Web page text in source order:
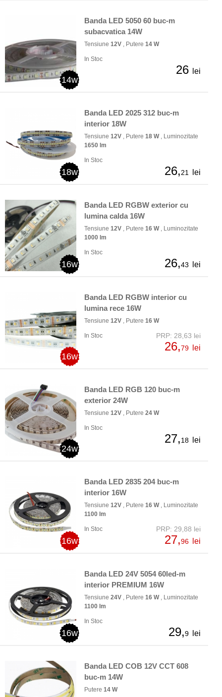
14w
Banda LED 5050 60 buc-m
subacvatica 14W
Tensiune 12V , Putere 14 W
In Stoc
26 lei
18w
Banda LED 2025 312 buc-m
interior 18W
Tensiune 12V , Putere 18 W, Luminozitate
1650 lm
In Stoc
26,21 lei
16w
Banda LED RGBW exterior cu
lumina calda 16W
Tensiune 12V , Putere 16 W, Luminozitate
1000 lm
In Stoc
26,43 lei
16w
Banda LED RGBW interior cu
lumina rece 16W
Tensiune 12V , Putere 16 W
In Stoc PRP: 28,63 lei
26,79 lei
24w
Banda LED RGB 120 buc-m
exterior 24W
Tensiune 12V , Putere 24 W
In Stoc
27,18 lei
16w
Banda LED 2835 204 buc-m
interior 16W
Tensiune 12V , Putere 16 W, Luminozitate
1100 lm
In Stoc PRP: 29,88 lei
27,96 lei
16w
Banda LED 24V 5054 60led-m
interior PREMIUM 16W
Tensiune 24V , Putere 16 W, Luminozitate
1100 lm
In Stoc
29,9 lei
Banda LED COB 12V CCT 608
buc-m 14W
Putere 14 W